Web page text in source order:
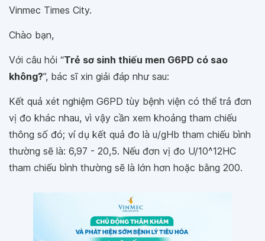
Vinmec Times City.
Chào bạn,
Với câu hỏi “Trẻ sơ sinh thiếu men G6PD có sao
không?”, bác sĩ xin giải đáp như sau:
Kết quả xét nghiệm G6PD tùy bệnh viện có thể trả đơn
vị đo khác nhau, vì vậy cần xem khoảng tham chiếu
thông số đó; ví dụ kết quả đo là u/gHb tham chiếu bình
thường sẽ là: 6,97 - 20,5. Nếu đơn vị đo U/10^12HC
tham chiếu bình thường sẽ là lớn hơn hoặc bằng 200.